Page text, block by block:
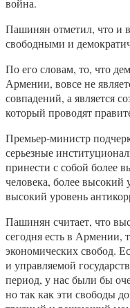
война.
Пашинян отметил, что и
свободными и
По его словам, то, что
Армении, вовсе не
совпадений, а является
который проводят
Премьер-министр
серьезные
принести с собой более
человека, более высокий
высокий уровень
Пашинян считает, что
сегодня есть в Армении,
экономических свобод.
и управляемой
период, у нас были бы
но так как эти свободы